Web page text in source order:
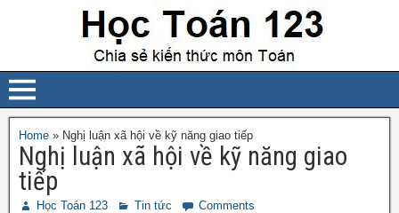
Home » Nghị luận xã hội về kỹ năng giao tiếp
Nghị luận xã hội về kỹ năng giao
tiếp
Học Toán 123 Tin tức Comments